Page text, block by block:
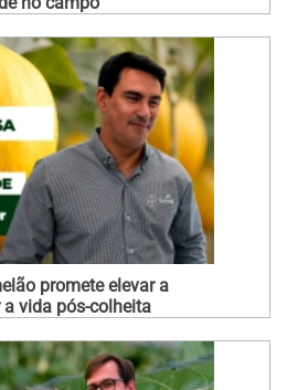
promete elevar a
vida pós-colheita